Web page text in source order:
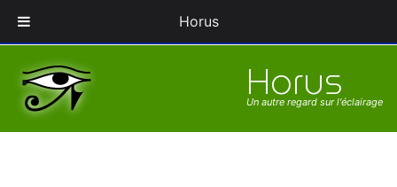
Pionnier en gestion des éclairages Industriels et
Horus
Un autre regard sur l'éclairage
Horus